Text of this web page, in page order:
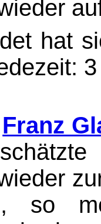
hat
dezeit:
Franz
so